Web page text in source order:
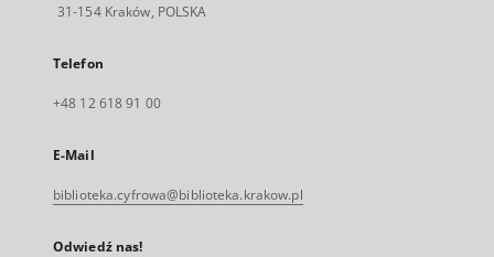
31-154 Kraków, POLSKA
Telefon
+48 12 618 91 00
E-Mail
biblioteka.cyfrowa@biblioteka.krakow.pl
Odwiedź nas!